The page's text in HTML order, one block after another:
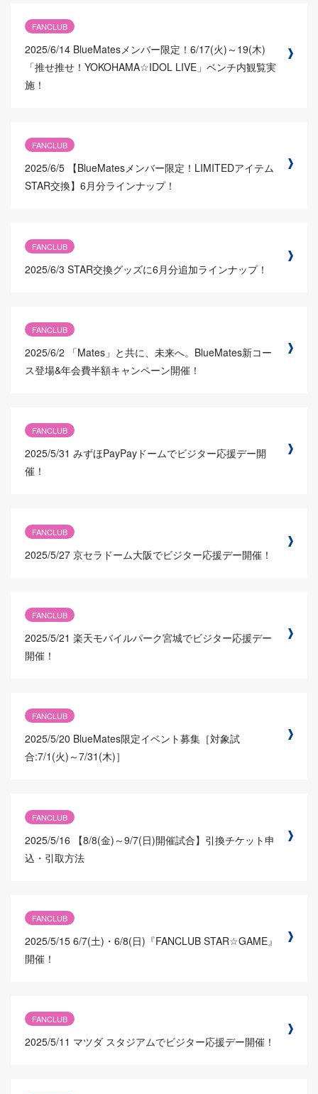
FANCLUB
2025/6/14 BlueMatesメンバー限定！6/17(火)～19(木)
「推せ推せ！YOKOHAMA☆IDOL LIVE」ベンチ内観覧実
施！
FANCLUB
2025/6/5 【BlueMatesメンバー限定！LIMITEDアイテム
STAR交換】6月分ラインナップ！
FANCLUB
2025/6/3 STAR交換グッズに6月分追加ラインナップ！
FANCLUB
2025/6/2
「Mates」と共に、未来へ。BlueMates新コー
ス登場&年会費半額キャンペーン開催！
FANCLUB
2025/5/31 みずほPayPayドームでビジター応援デー開
催！
FANCLUB
2025/5/27 京セラドーム大阪でビジター応援デー開催！
FANCLUB
2025/5/21 楽天モバイルパーク宮城でビジター応援デー
開催！
FANCLUB
2025/5/20 BlueMates限定イベント募集［対象試
合:7/1(火)～7/31(木)］
FANCLUB
2025/5/16
【8/8(金)～9/7(日)開催試合】引換チケット申
込・引取方法
FANCLUB
2025/5/15 6/7(土)・6/8(日)『FANCLUB STAR☆GAME』
開催！
FANCLUB
2025/5/11 マツダ スタジアムでビジター応援デー開催！